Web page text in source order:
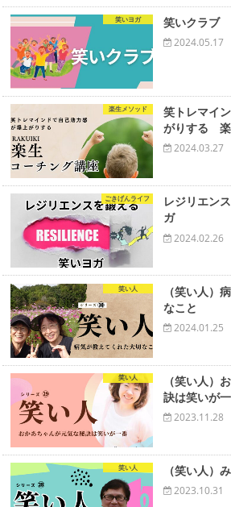
笑いヨガ
笑いクラブ
2024.05.17
楽生メソッド
笑トレマイ
がりする 楽
2024.03.27
ごきげんライフ
レジリエン
ガ
2024.02.26
笑い人
（笑い人）
なこと
2024.01.25
笑い人
（笑い人）
訣は笑いが
2023.11.28
笑い人
（笑い人）
2023.10.31